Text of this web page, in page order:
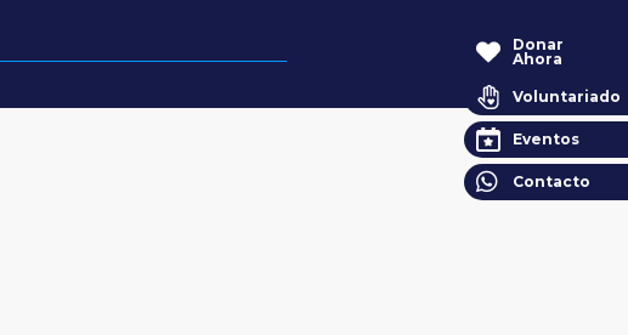
Donar
Ahora
Voluntariado
Eventos
Contacto